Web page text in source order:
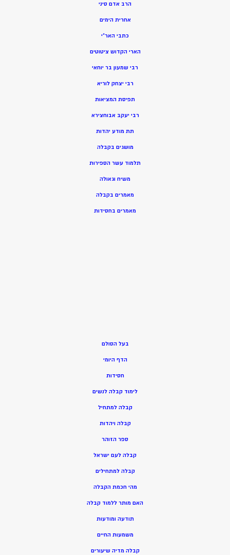
הרב אדם סיני
אחרית הימים
כתבי האר”י
הארי הקדוש ציטוטים
רבי שמעון בר יוחאי
רבי יצחק לוריא
תפיסת המציאות
רבי יעקב אבוחצירא
תת מודע יהדות
מושגים בקבלה
תלמוד עשר הספירות
משיח וגאולה
מאמרים בקבלה
מאמרים בחסידות
בעל הסולם
הדף היומי
חסידות
לימוד קבלה לנשים
קבלה למתחיל
קבלה ויהדות
ספר הזוהר
קבלה לעם ישראל
קבלה למתחילים
מהי חכמת הקבלה
האם מותר ללמוד קבלה
תודעה ומודעות
משמעות החיים
קבלה מדיה שיעורים